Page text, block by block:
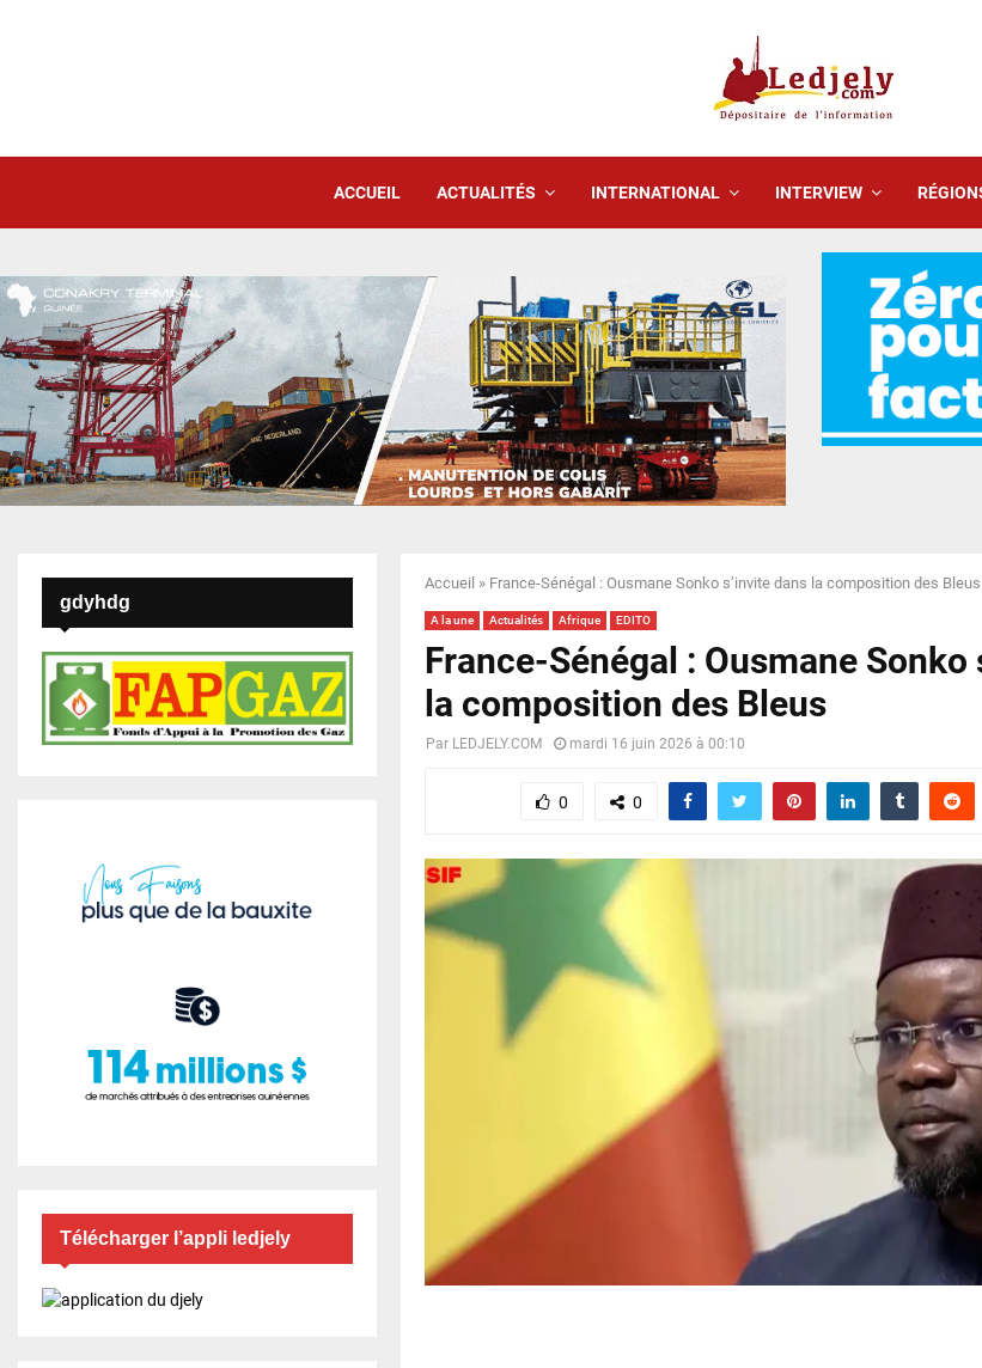
ACCUEIL ACTUALITÉS INTERNATIONAL INTERVIEW
Accueil » France-Sénégal : Ousmane Sonko s’invite dans la composition des Bleus
A la une Actualités Afrique EDITO
France-Sénégal : Ousmane Sonko
la composition des Bleus
Par LEDJELY.COM mardi 16 juin 2026 à 00:10
0 0
gdyhdg
Télécharger l’appli ledjely